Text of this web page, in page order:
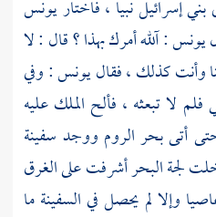
بني إسرائيلنبيا ، فاختاريونس
يونس: آلله أمرك بهذا ؟ قال : لا
وأنت كذلك ، فقاليونس: وفي
لا تبعثه ، فألح الملك عليه
أتىبحر الروم ووجد سفينة
لجة البحر أشرفت على الغرق
وإلا لم يحصل في السفينة ما